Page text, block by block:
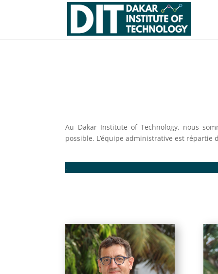
Au Dakar Institute of Technology, nous
possible. L’équipe administrative est répartie
.